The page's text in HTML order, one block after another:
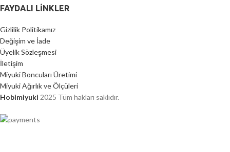
FAYDALI LİNKLER
Gizlilik Politikamız
Değişim ve İade
Üyelik Sözleşmesi
İletişim
Miyuki Boncuları Üretimi
Miyuki Ağırlık ve Ölçüleri
Hobimiyuki 2025 Tüm hakları saklıdır.